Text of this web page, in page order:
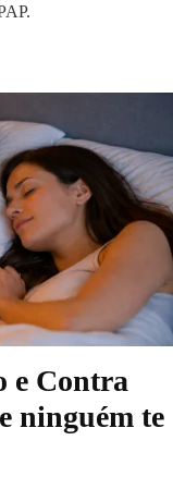
e Contra
ninguém te